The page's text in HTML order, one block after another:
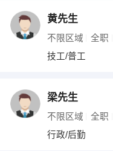
黄先生
不限区域 全职
技工/普工
梁先生
不限区域 全职
行政/后勤